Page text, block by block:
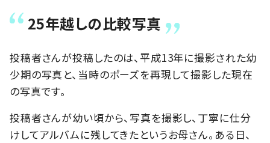
25年越しの比較写真
投稿者さんが投稿したのは、平成13年に撮影された幼
少期の写真と、当時のポーズを再現して撮影した現在
の写真です。
投稿者さんが幼い頃から、写真を撮影し、丁寧に仕分
けしてアルバムに残してきたというお母さん。ある日、